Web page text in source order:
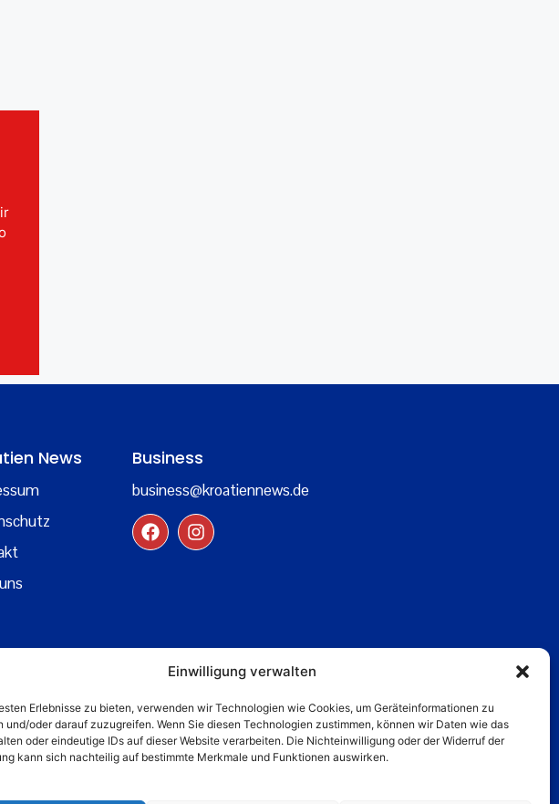
Einwilligung verwalten
Erlebnisse zu bieten, verwenden wir Technologien wie Cookies, um Geräteinformationen zu
und/oder darauf zuzugreifen. Wenn Sie diesen Technologien zustimmen, können wir Daten wie das
oder eindeutige IDs auf dieser Website verarbeiten. Die Nichteinwilligung oder der Widerruf der
kann sich nachteilig auf bestimmte Merkmale und Funktionen auswirken.
News Business
business@kroatiennews.de